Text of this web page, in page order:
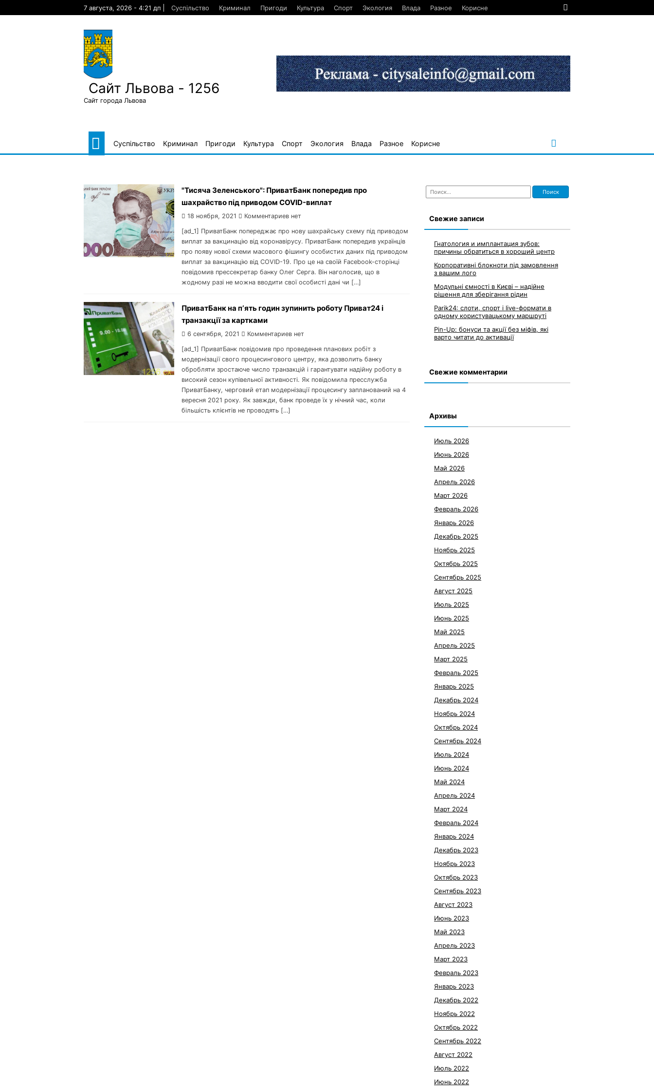
7 августа, 2026 - 4:21 дп Суспільство Криминал Пригоди Культура Спорт Экология Влада Разное Корисне
Сайт Львова - 1256
Сайт города Львова
Суспільство Криминал Пригоди Культура Спорт Экология Влада Разное Корисне
"Тисяча Зеленського": ПриватБанк попередив про
шахрайство під приводом COVID-виплат
18 ноября, 2021 Комментариев нет
[ad_1] ПриватБанк попереджає про нову шахрайську схему під приводом
виплат за вакцинацію від коронавірусу. ПриватБанк попередив українців
про появу нової схеми масового фішингу особистих даних під приводом
виплат за вакцинацію від COVID-19. Про це на своїй Facebook-сторінці
повідомив прессекретар банку Олег Серга. Він наголосив, що в
жодному разі не можна вводити свої особисті дані чи […]
ПриватБанк на пʼять годин зупинить роботу Приват24 і
транзакції за картками
6 сентября, 2021 Комментариев нет
[ad_1] ПриватБанк повідомив про проведення планових робіт з
модернізації свого процесингового центру, яка дозволить банку
обробляти зростаюче число транзакцій і гарантувати надійну роботу в
високий сезон купівельної активності. Як повідомила пресслужба
ПриватБанку, черговий етап модернізації процесингу запланований на 4
вересня 2021 року. Як завжди, банк проведе їх у нічний час, коли
більшість клієнтів не проводять […]
Найти:
Свежие записи
Гнатология и имплантация зубов:
причины обратиться в хороший центр
Корпоративні блокноти під замовлення
з вашим лого
Модульні ємності в Києві – надійне
рішення для зберігання рідин
Parik24: слоти, спорт і live-формати в
одному користувацькому маршруті
Pin-Up: бонуси та акції без міфів, які
варто читати до активації
Свежие комментарии
Архивы
Июль 2026
Июнь 2026
Май 2026
Апрель 2026
Март 2026
Февраль 2026
Январь 2026
Декабрь 2025
Ноябрь 2025
Октябрь 2025
Сентябрь 2025
Август 2025
Июль 2025
Июнь 2025
Май 2025
Апрель 2025
Март 2025
Февраль 2025
Январь 2025
Декабрь 2024
Ноябрь 2024
Октябрь 2024
Сентябрь 2024
Июль 2024
Июнь 2024
Май 2024
Апрель 2024
Март 2024
Февраль 2024
Январь 2024
Декабрь 2023
Ноябрь 2023
Октябрь 2023
Сентябрь 2023
Август 2023
Июнь 2023
Май 2023
Апрель 2023
Март 2023
Февраль 2023
Январь 2023
Декабрь 2022
Ноябрь 2022
Октябрь 2022
Сентябрь 2022
Август 2022
Июль 2022
Июнь 2022